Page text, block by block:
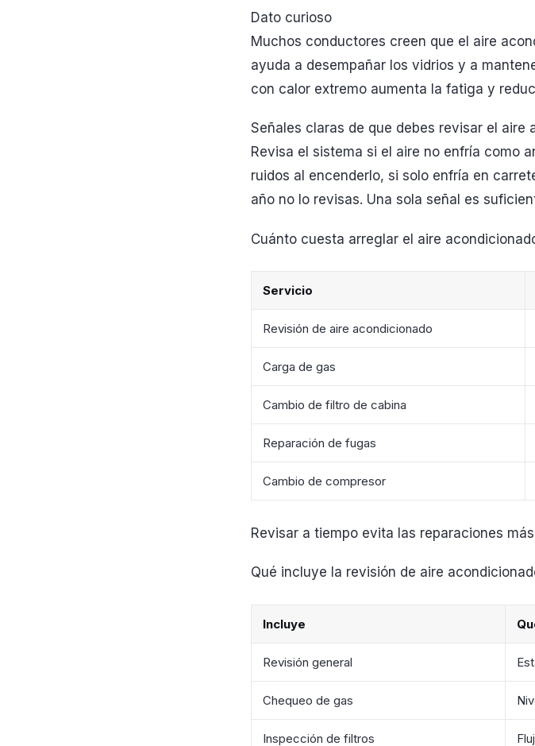
Dato curioso
Muchos conductores creen que el aire
ayuda a desempañar los vidrios y a
con calor extremo aumenta la fatiga y
Señales claras de que debes revisar el aire
Revisa el sistema si el aire no enfría como
ruidos al encenderlo, si solo enfría en
año no lo revisas. Una sola señal es
Cuánto cuesta arreglar el aire
Servicio
Revisión de aire acondicionado
Carga de gas
Cambio de filtro de cabina
Reparación de fugas
Cambio de compresor
Revisar a tiempo evita las reparaciones
Qué incluye la revisión de aire
Incluye
Revisión general
Chequeo de gas
Inspección de filtros